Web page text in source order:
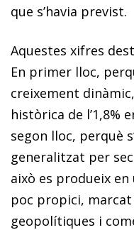
que s’havia previst.
Aquestes xifres
En primer lloc,
creixement
històrica de l’1,8%
segon lloc, perquè
generalitzat per
això es produeix
poc propici,
geopolítiques i